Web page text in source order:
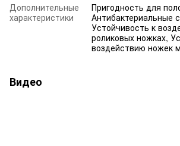
Дополнительные
характеристики
Пригодность для
Антибактериальные
Устойчивость к
роликовых ножках,
воздействию ножек
Видео